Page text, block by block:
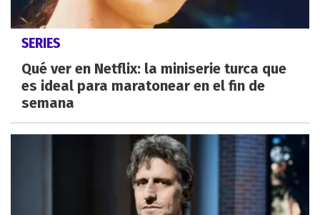
SERIES
Qué ver en Netflix: la miniserie turca que
es ideal para maratonear en el fin de
semana